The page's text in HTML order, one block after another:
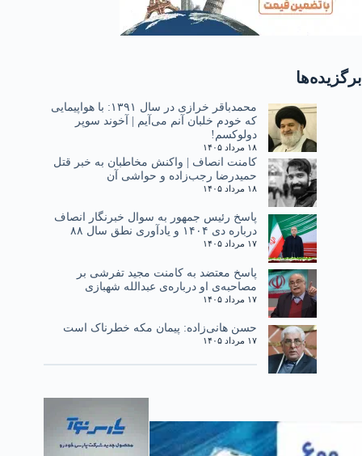
برگزیده‌ها
محمدباقر خرازی در سال ۱۳۹۱: با هواپیمایی
که خودم خلبان آنم می‌آیم | آخوند سوپر
دولوکسم!
۱۸ مرداد ۱۴۰۵
کامنت انصاف | واکنش مخاطبان به خبر قتل
حمیدرضا رجب‌زاده و حواشی آن
۱۸ مرداد ۱۴۰۵
پاسخ رئیس جمهور به سوال خبرنگار انصاف
درباره دی ۱۴۰۴ و یادآوری نطق سال ۸۸
۱۷ مرداد ۱۴۰۵
پاسخ معتضد به کامنت مجید تفرشی بر
مصاحبه‌ی او درباره‌ی عبدالله شهبازی
۱۷ مرداد ۱۴۰۵
حسن هانی‌زاده: پیمان مکه خطرناک است
۱۷ مرداد ۱۴۰۵